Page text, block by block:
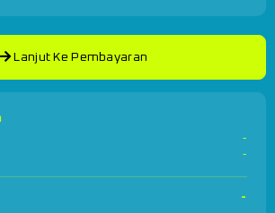
Lanjut Ke Pembayaran
-
-
-